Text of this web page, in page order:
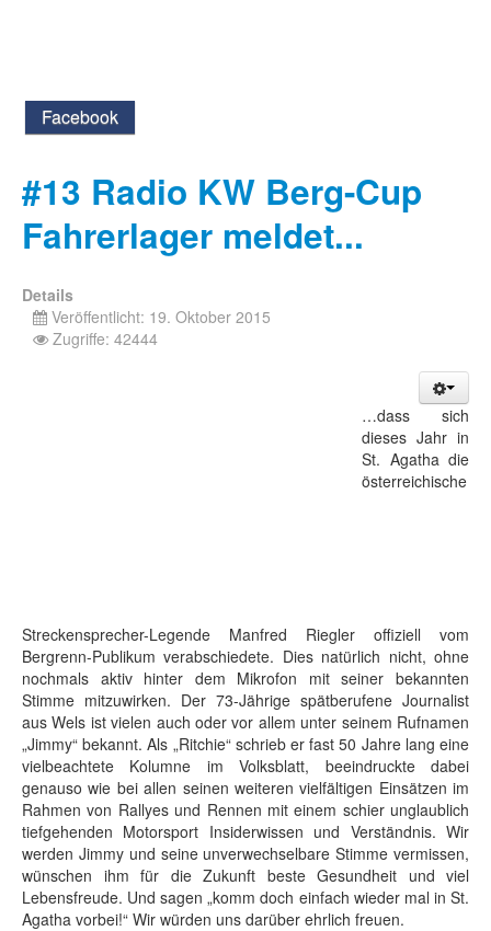
Facebook
#13 Radio KW Berg-Cup
Fahrerlager meldet...
Details
Veröffentlicht: 19. Oktober 2015
Zugriffe: 42444
…dass sich
dieses Jahr in
St. Agatha die
österreichische
Streckensprecher-Legende Manfred Riegler offiziell vom
Bergrenn-Publikum verabschiedete. Dies natürlich nicht, ohne
nochmals aktiv hinter dem Mikrofon mit seiner bekannten
Stimme mitzuwirken. Der 73-Jährige spätberufene Journalist
aus Wels ist vielen auch oder vor allem unter seinem Rufnamen
„Jimmy“ bekannt. Als „Ritchie“ schrieb er fast 50 Jahre lang eine
vielbeachtete Kolumne im Volksblatt, beeindruckte dabei
genauso wie bei allen seinen weiteren vielfältigen Einsätzen im
Rahmen von Rallyes und Rennen mit einem schier unglaublich
tiefgehenden Motorsport Insiderwissen und Verständnis. Wir
werden Jimmy und seine unverwechselbare Stimme vermissen,
wünschen ihm für die Zukunft beste Gesundheit und viel
Lebensfreude. Und sagen „komm doch einfach wieder mal in St.
Agatha vorbei!“ Wir würden uns darüber ehrlich freuen.